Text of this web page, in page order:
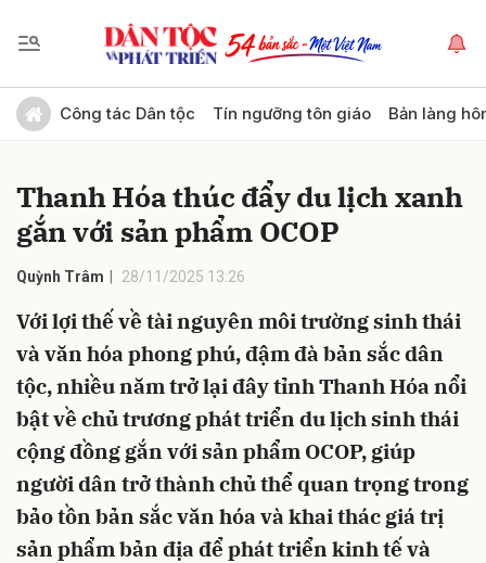
Công tác Dân tộc Tín ngưỡng tôn giáo Bản làng
Thanh Hóa thúc đẩy du lịch xanh
gắn với sản phẩm OCOP
Quỳnh Trâm 28/11/2025 13:26
Với lợi thế về tài nguyên môi trường sinh thái
và văn hóa phong phú, đậm đà bản sắc dân
tộc, nhiều năm trở lại đây tỉnh Thanh Hóa nổi
bật về chủ trương phát triển du lịch sinh thái
cộng đồng gắn với sản phẩm OCOP, giúp
người dân trở thành chủ thể quan trọng trong
bảo tồn bản sắc văn hóa và khai thác giá trị
sản phẩm bản địa để phát triển kinh tế và
Gửi bình luận
Hủy Gửi